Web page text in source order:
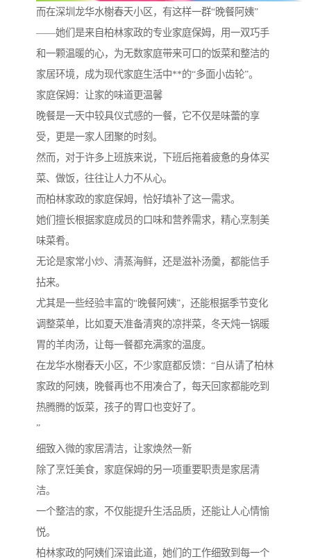
而在深圳龙华水榭春天小区，有这样一群“晚餐阿姨”
——她们是来自柏林家政的专业家庭保姆，用一双巧手
和一颗温暖的心，为无数家庭带来可口的饭菜和整洁的
家居环境，成为现代家庭生活中**的“多面小齿轮”。
家庭保姆：让家的味道更温馨
晚餐是一天中较具仪式感的一餐，它不仅是味蕾的享
受，更是一家人团聚的时刻。
然而，对于许多上班族来说，下班后拖着疲惫的身体买
菜、做饭，往往让人力不从心。
而柏林家政的家庭保姆，恰好填补了这一需求。
她们擅长根据家庭成员的口味和营养需求，精心烹制美
味菜肴。
无论是家常小炒、清蒸海鲜，还是滋补汤羹，都能信手
拈来。
尤其是一些经验丰富的“晚餐阿姨”，还能根据季节变化
调整菜单，比如夏天准备清爽的凉拌菜，冬天炖一锅暖
胃的羊肉汤，让每一餐都充满家的温度。
在龙华水榭春天小区，不少家庭都反馈：“自从请了柏林
家政的阿姨，晚餐再也不用凑合了，每天回家都能吃到
热腾腾的饭菜，孩子的胃口也变好了。
”
细致入微的家居清洁，让家焕然一新
除了烹饪美食，家庭保姆的另一项重要职责是家居清
洁。
一个整洁的家，不仅能提升生活品质，还能让人心情愉
悦。
柏林家政的阿姨们深谙此道，她们的工作细致到每一个